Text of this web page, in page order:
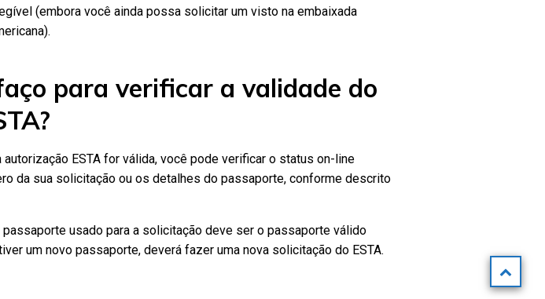
(embora você ainda possa solicitar um visto na embaixada
para verificar a validade do
autorização ESTA for válida, você pode verificar o status on-line
da sua solicitação ou os detalhes do passaporte, conforme descrito
usado para a solicitação deve ser o passaporte válido
um novo passaporte, deverá fazer uma nova solicitação do ESTA.